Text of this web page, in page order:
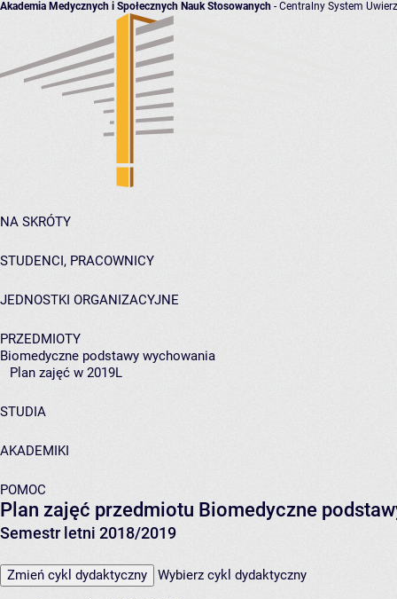
Akademia Medycznych i Społecznych Nauk Stosowanych - Centralny System
NA SKRÓTY
STUDENCI, PRACOWNICY
JEDNOSTKI ORGANIZACYJNE
PRZEDMIOTY
Biomedyczne podstawy wychowania
Plan zajęć w 2019L
STUDIA
AKADEMIKI
POMOC
Plan zajęć przedmiotu Biomedyczne
Semestr letni 2018/2019
Zmień cykl dydaktyczny Wybierz cykl dydaktyczny